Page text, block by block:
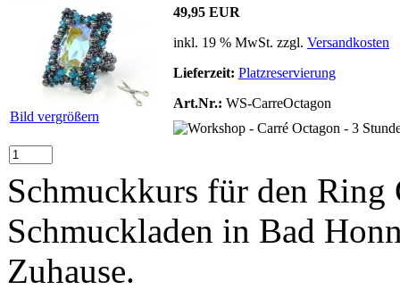
Bild vergrößern
49,95 EUR
inkl. 19 % MwSt. zzgl. Versandkosten
Lieferzeit: Platzreservierung
Art.Nr.: WS-CarreOctagon
Schmuckkurs für den
Schmuckladen in Bad
Zuhause.